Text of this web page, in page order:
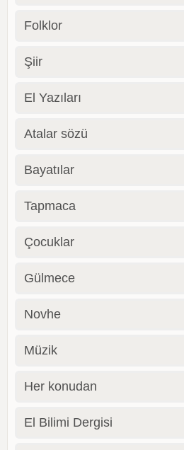
Folklor
Şiir
El Yazıları
Atalar sözü
Bayatılar
Tapmaca
Çocuklar
Gülmece
Novhe
Müzik
Her konudan
El Bilimi Dergisi